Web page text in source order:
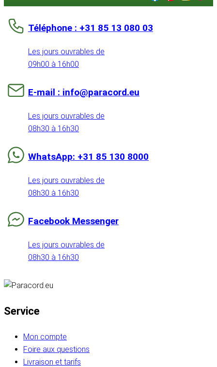
Téléphone : +31 85 13 080 03
Les jours ouvrables de
09h00 à 16h00
E-mail : info@paracord.eu
Les jours ouvrables de
08h30 à 16h30
WhatsApp: +31 85 130 8000
Les jours ouvrables de
08h30 à 16h30
Facebook Messenger
Les jours ouvrables de
08h30 à 16h30
Service
Mon compte
Foire aux questions
Livraison et tarifs